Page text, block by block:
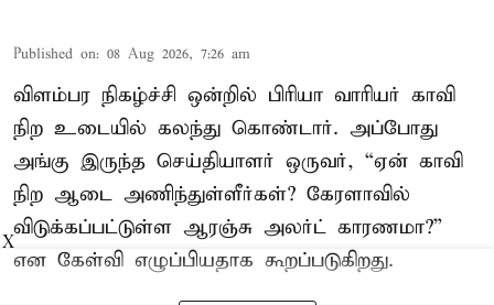
Published on: 08 Aug 2026, 7:26 am
விளம்பர நிகழ்ச்சி ஒன்றில் பிரியா வாரியர் காவி
நிற உடையில் கலந்து கொண்டார். அப்போது
அங்கு இருந்த செய்தியாளர் ஒருவர், “ஏன் காவி
நிற ஆடை அணிந்துள்ளீர்கள்? கேரளாவில்
விடுக்கப்பட்டுள்ள ஆரஞ்சு அலர்ட் காரணமா?”
என கேள்வி எழுப்பியதாக கூறப்படுகிறது.
X